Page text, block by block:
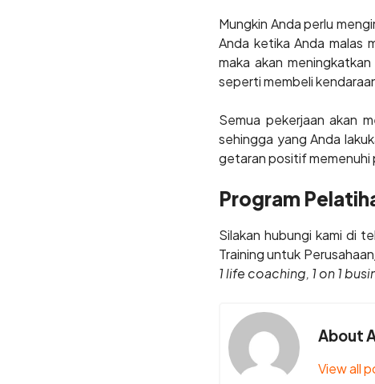
Mungkin Anda perlu
Anda ketika Anda malas
maka akan
seperti membeli
Semua pekerjaan akan
sehingga yang Anda
getaran positif memenuhi
Program
Silakan hubungi kami di
Training untuk
1 life coaching, 1 on 1
About
View all